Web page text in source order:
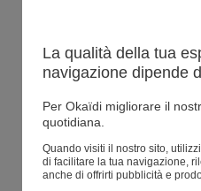
Negozio
Le mie informazioni
Resoconto di un ordine
Carrello
Preferiti
La qualità della tua
navigazione dipende
Per Okaïdi migliorare il
quotidiana.
Quando visiti il ​​nostro sito,
di facilitare la tua navigazione,
anche di offrirti pubblicità e